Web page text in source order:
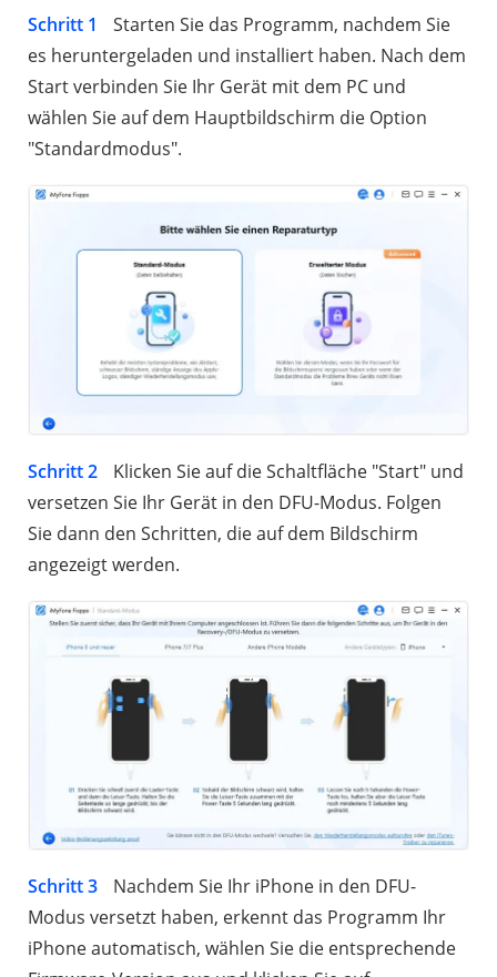
Schritt 1
Starten Sie das Programm, nachdem Sie
es heruntergeladen und installiert haben. Nach dem
Start verbinden Sie Ihr Gerät mit dem PC und
wählen Sie auf dem Hauptbildschirm die Option
"Standardmodus".
Schritt 2
Klicken Sie auf die Schaltfläche "Start" und
versetzen Sie Ihr Gerät in den DFU-Modus. Folgen
Sie dann den Schritten, die auf dem Bildschirm
angezeigt werden.
Schritt 3
Nachdem Sie Ihr iPhone in den DFU-
Modus versetzt haben, erkennt das Programm Ihr
iPhone automatisch, wählen Sie die entsprechende